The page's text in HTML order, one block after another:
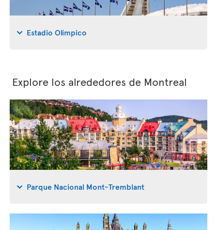
Estadio Olímpico
Explore los alrededores de Montreal
Parque Nacional Mont-Tremblant